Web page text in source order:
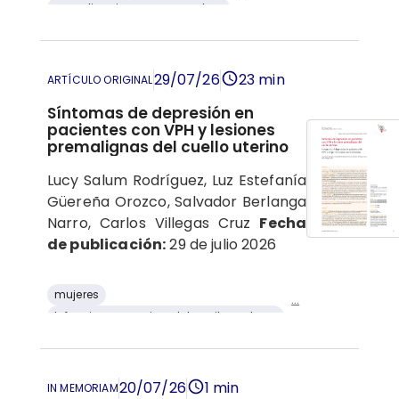
pérdida sanguínea
ARTÍCULO ORIGINAL29/07/26 23 min
Síntomas de depresión en
pacientes con VPH y lesiones
premalignas del cuello uterino
Lucy Salum Rodríguez, Luz Estefanía
Güereña Orozco, Salvador Berlanga
Narro, Carlos Villegas Cruz Fecha
de publicación:29 de julio 2026
mujeres
...
IN MEMORIAM20/07/26 1 min